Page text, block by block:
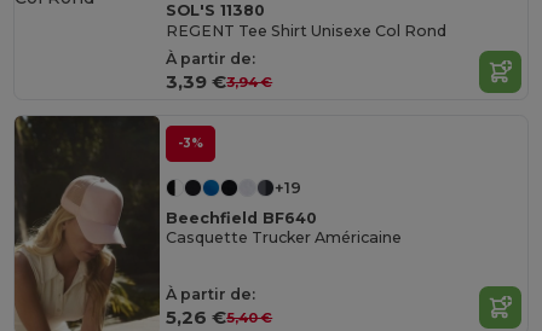
SOL'S 11380
REGENT Tee Shirt Unisexe Col Rond
À partir de:
3,39 €3,94 €
-3%
+19
Beechfield BF640
Casquette Trucker Américaine
À partir de:
5,26 €5,40 €